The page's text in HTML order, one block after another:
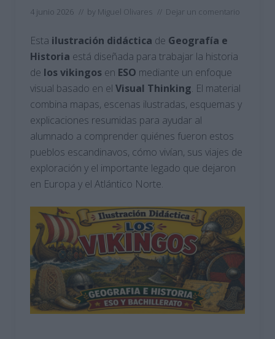
4 junio 2026 // by Miguel Olivares // Dejar un comentario
Esta ilustración didáctica de Geografía e
Historia está diseñada para trabajar la historia
de los vikingos en ESO mediante un enfoque
visual basado en el Visual Thinking. El material
combina mapas, escenas ilustradas, esquemas y
explicaciones resumidas para ayudar al
alumnado a comprender quiénes fueron estos
pueblos escandinavos, cómo vivían, sus viajes de
exploración y el importante legado que dejaron
en Europa y el Atlántico Norte.